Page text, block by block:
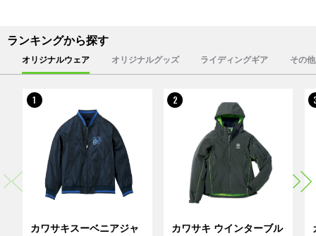
ランキングから探す
オリジナルウェア オリジナルグッズ ライディングギア その
1
カワサキスーベニアジャ
2
カワサキ ウインターブル